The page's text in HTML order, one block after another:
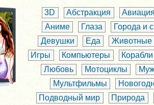
3D Абстракция
Аниме
Глаза
Города и
Девушки
Еда
Животные
Игры
Компьютеры
Корабли
Любовь
Мотоциклы
Мультфильмы
Подводный мир
Природа